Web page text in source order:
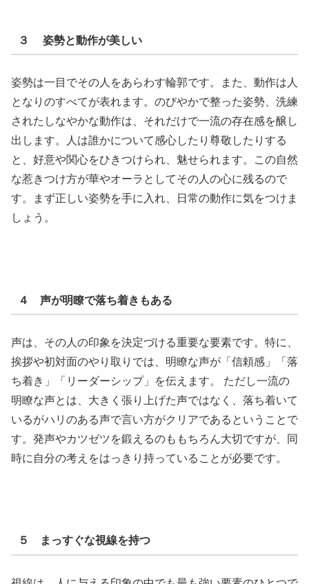
３ 姿勢と動作が美しい
姿勢は一目でその人をあらわす輪郭です。また、動作は人
となりのすべてが表れます。のびやかで整った姿勢、洗練
されたしなやかな動作は、それだけで一流の存在感を醸し
出します。人は誰かについて感心したり尊敬したりする
と、好意や関心をひきつけられ、魅せられます。この自然
な惹きつけ方が華やオーラとしてその人の心に残るので
す。まず正しい姿勢を手に入れ、日常の動作に気をつけま
しょう。
４ 声が明瞭で落ち着きもある
声は、その人の印象を決定づける重要な要素です。特に、
挨拶や初対面のやり取りでは、明瞭な声が「信頼感」「落
ち着き」「リーダーシップ」を伝えます。 ただし一流の
明瞭な声とは、大きく張り上げた声ではなく、落ち着いて
いるがハリのある声で言い方がクリアであるということで
す。発声やカツゼツを鍛えるのももちろん大切ですが、同
時に自分の考えをはっきり持っていることが必要です。
５ まっすぐな視線を持つ